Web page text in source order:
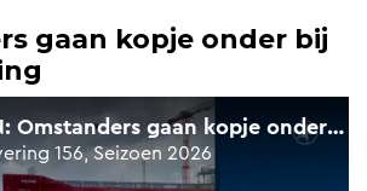
gaan kopje onder bij